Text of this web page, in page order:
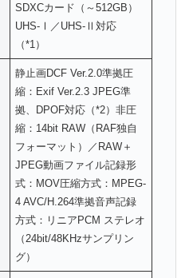
SDXCカード（～512GB）
UHS-Ⅰ／UHS-Ⅱ対応
（*1）
静止画DCF Ver.2.0準拠圧
縮：Exif Ver.2.3 JPEG準
拠、DPOF対応（*2）非圧
縮：14bit RAW（RAF独自
フォーマット）／RAW＋
JPEG動画ファイル記録形
式：MOV圧縮方式：MPEG-
4 AVC/H.264準拠音声記録
方式：リニアPCM ステレオ
（24bit/48KHzサンプリン
グ）